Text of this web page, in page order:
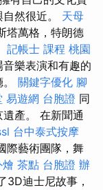
然很近。 天母
塔萬格，特朗德
記帳士 課程 桃園
樂表演和有趣的
關鍵字優化 腳
易遊網 台胞證 同
產。 在新聞通
台中泰式按摩
際藝術團隊，舞
燴 茶點 台胞證 辦
3D迪士尼故事，